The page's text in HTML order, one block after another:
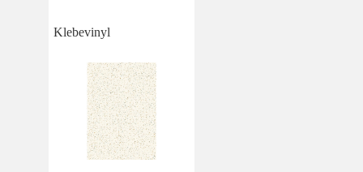
Klebevinyl